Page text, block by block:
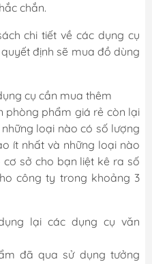
chắn.
chi tiết về các dụng cụ
định sẽ mua đồ dùng
cụ cần mua thêm
phòng phẩm giá rẻ còn lại
loại nào có số lượng
ít nhất và những loại nào
sở cho bạn liệt kê ra số
công ty trong khoảng 3
lại các dụng cụ văn
đã qua sử dụng tưởng